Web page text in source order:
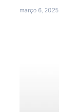
março 6, 2025